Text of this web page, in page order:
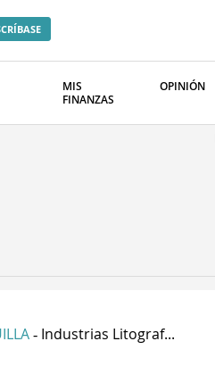
MIS
FINANZAS
OPINIÓN
- Industrias Litograf...